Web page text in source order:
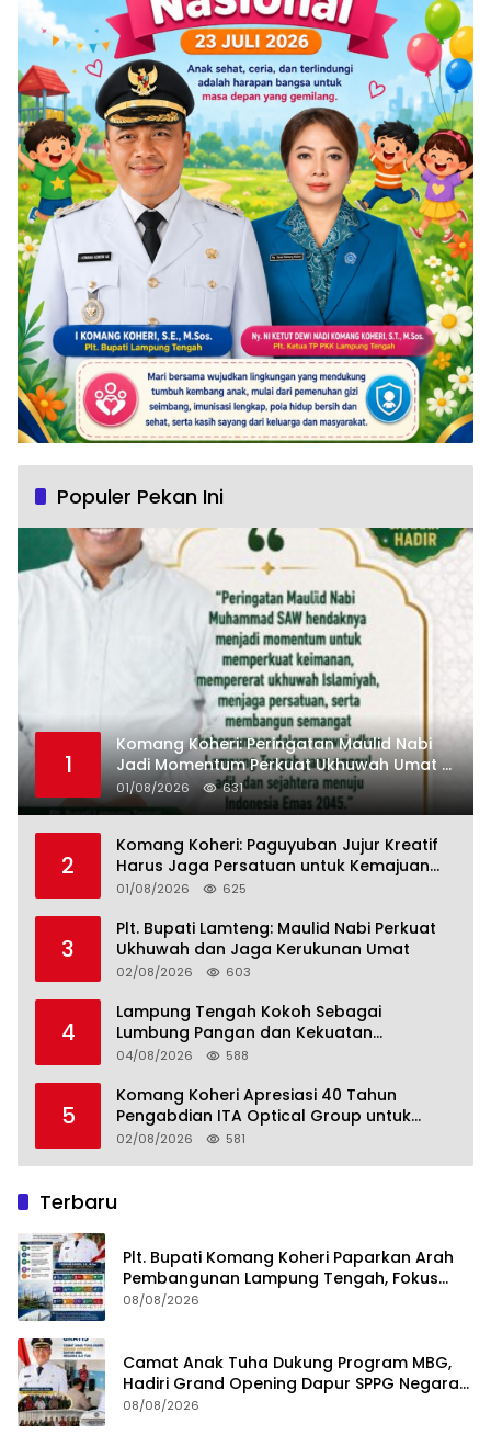
Populer Pekan Ini
1
Komang Koheri: Peringatan Maulid Nabi
Jadi Momentum Perkuat Ukhuwah Umat di
Lampung Tengah
01/08/2026 631
2
Komang Koheri: Paguyuban Jujur Kreatif
Harus Jaga Persatuan untuk Kemajuan
Lampung Tengah
01/08/2026 625
3
Plt. Bupati Lamteng: Maulid Nabi Perkuat
Ukhuwah dan Jaga Kerukunan Umat
02/08/2026 603
4
Lampung Tengah Kokoh Sebagai
Lumbung Pangan dan Kekuatan
Perkebunan Lampung, Komang Koheri:
Menuju Indonesia Emas 2045
04/08/2026 588
5
Komang Koheri Apresiasi 40 Tahun
Pengabdian ITA Optical Group untuk
Kesehatan Mata Masyarakat Lamteng
02/08/2026 581
Terbaru
Plt. Bupati Komang Koheri Paparkan Arah
Pembangunan Lampung Tengah, Fokus
pada SDM, Ekonomi, Infrastruktur dan
08/08/2026
Camat Anak Tuha Dukung Program MBG,
Hadiri Grand Opening Dapur SPPG Negara
Aji Tua Lampung Tengah
08/08/2026